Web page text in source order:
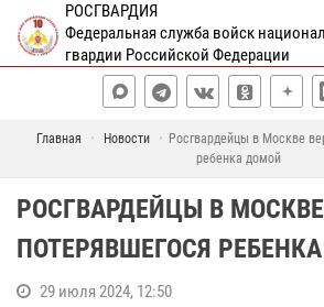
РОСГВАРДИЯ
Федеральная служба войск
гвардии Российской Федерации
Главная Новости
Росгвардейцы в Москве
ребенка домой
РОСГВАРДЕЙЦЫ В
ПОТЕРЯВШЕГОСЯ
29 июля 2024, 12:50